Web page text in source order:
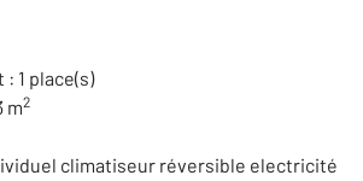
1 place(s)
m2
climatiseur réversible electricité